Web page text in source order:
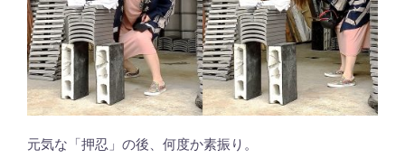
元気な「押忍」の後、何度か素振り。